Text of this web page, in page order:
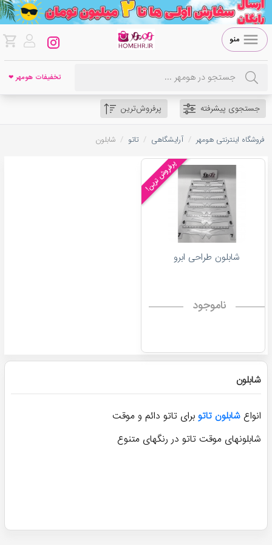
منو
تخفیفات هومهر ❤
جستجوی پیشرفته پرفروش‌ترین
فروشگاه اینترنتی هومهر / آرایشگاهی / تاتو / شابلون
پرفروش ترین!
شابلون طراحی ابرو
ناموجود
شابلون
انواع شابلون تاتو برای تاتو دائم و موقت
شابلونهای موقت تاتو در رنگهای متنوع